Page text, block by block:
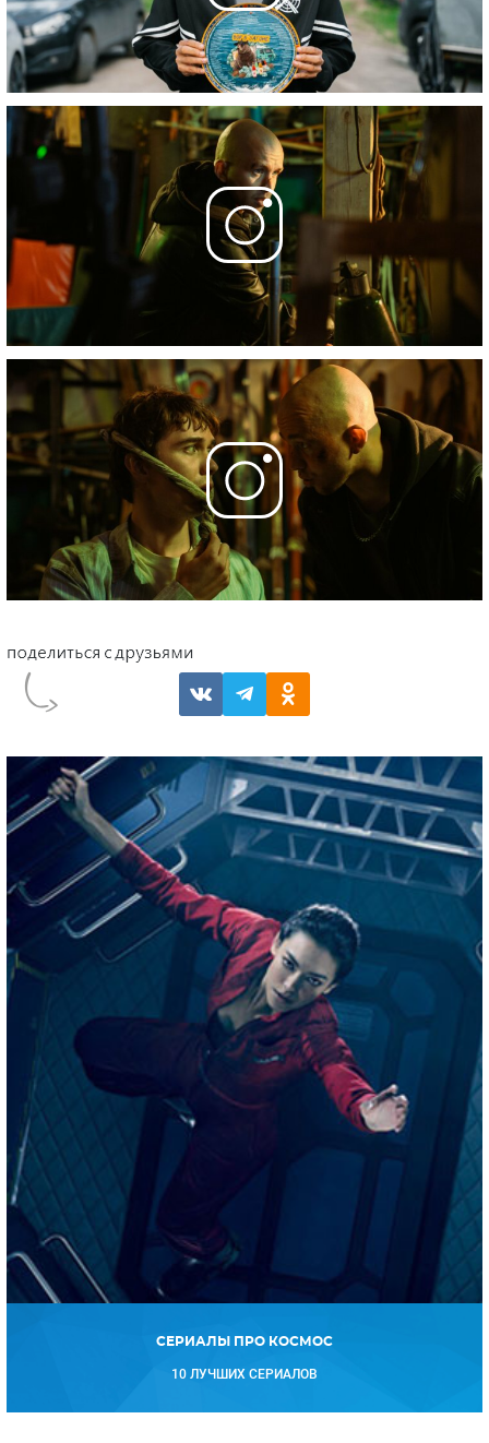
СЕРИАЛЫ ПРО КОСМОС
10 ЛУЧШИХ СЕРИАЛОВ
Получайте только